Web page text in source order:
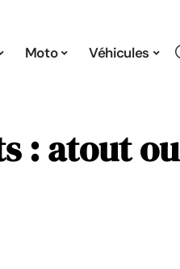
Moto Véhicules
: atout ou